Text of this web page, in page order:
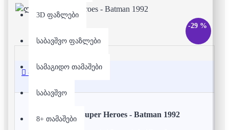
3D ფაზლები
საბავშვო ფაზლები
სამაგიდო თამაშები
საბავშვო
8+ თამაშები
-29 %
აღწერა
ლეგო - Super Heroes - Batman 1992